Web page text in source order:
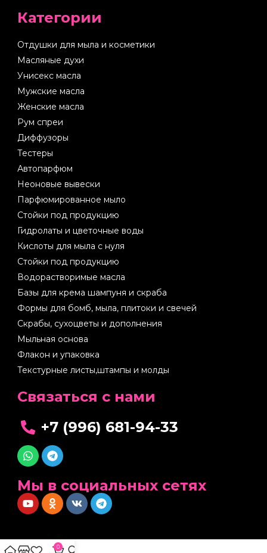
Категории
Отдушки для мыла и косметики
Масляные духи
Унисекс масла
Мужские масла
Женские масла
Рум спреи
Диффузоры
Тестеры
Автопарфюм
Неоновые вывески
Парфюмированное мыло
Стойки под продукцию
Гидролаты и цветочные воды
Кислоты для мыла с нуля
Стойки под продукцию
Водорастворимые масла
Базы для крема шампуня и скраба
Формы для бомб, мыла, плитоки и свечей
Скрабы, сухоцветы и дополнения
Мыльная основа
Флакон и упаковка
Текстурные листы,штампы и молды
Cвязаться с нами
+7 (996) 681-94-33
Мы в социальных сетях
0